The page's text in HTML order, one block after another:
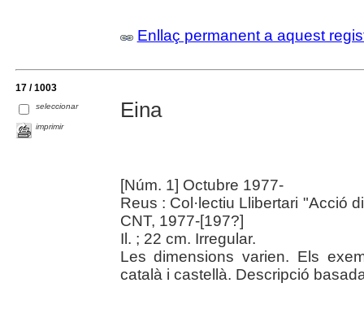
Enllaç permanent a aquest
17 / 1003
seleccionar
imprimir
Eina
[Núm. 1] Octubre 1977-
Reus : Col·lectiu Llibertari "Acció
CNT, 1977-[197?]
Il. ; 22 cm. Irregular.
Les dimensions varien. Els
català i castellà. Descripció